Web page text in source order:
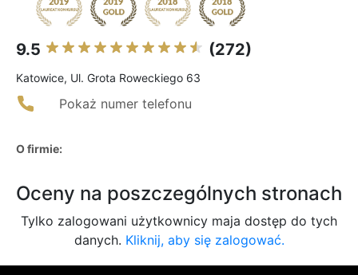
9.5 (272)
Katowice, Ul. Grota Roweckiego 63
Pokaż numer telefonu
O firmie:
Oceny na poszczególnych stronach
Tylko zalogowani użytkownicy maja dostęp do tych
danych. Kliknij, aby się zalogować.